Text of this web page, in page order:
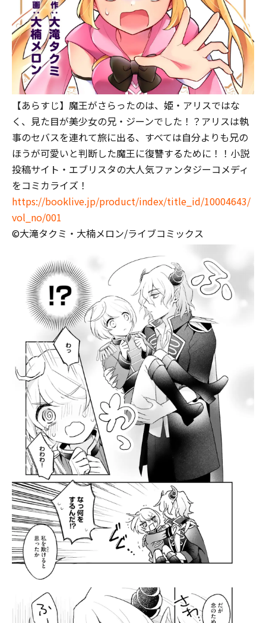
【あらすじ】魔王がさらったのは、姫・アリスではな
く、見た目が美少女の兄・ジーンでした！？アリスは執
事のセバスを連れて旅に出る、すべては自分よりも兄の
ほうが可愛いと判断した魔王に復讐するために――！！小説
投稿サイト・エブリスタの大人気ファンタジーコメディ
をコミカライズ！
https://booklive.jp/product/index/title_id/10004643/
vol_no/001
©大滝タクミ・大楠メロン/ライブコミックス